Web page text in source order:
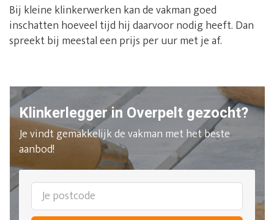
Bij kleine klinkerwerken kan de vakman goed
inschatten hoeveel tijd hij daarvoor nodig heeft. Dan
spreekt bij meestal een prijs per uur met je af.
Klinkerlegger in Overpelt gezocht?
Je vindt gemakkelijk de vakman met het beste
aanbod!